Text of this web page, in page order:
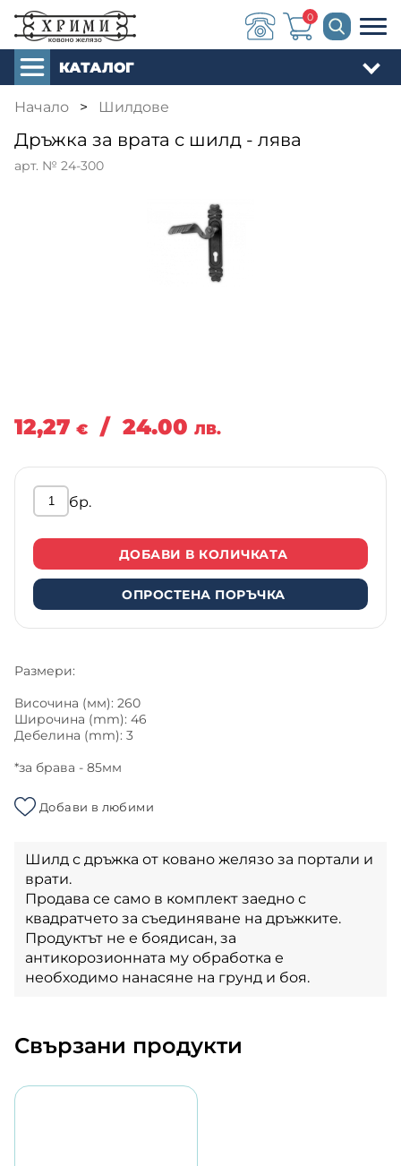
0
КАТАЛОГ
Начало > Шилдове
Дръжка за врата с шилд - лява
арт. № 24-300
12,27 € / 24.00 ЛВ.
бр.
ДОБАВИ В КОЛИЧКАТА
ОПРОСТЕНА ПОРЪЧКА
Размери:
Височина (мм): 260
Широчина (mm): 46
Дебелина (mm): 3
*за брава - 85мм
Добави в любими
Шилд с дръжка от ковано желязо за портали и
врати.
Продава се само в комплект заедно с
квадратчето за съединяване на дръжките.
Продуктът не е боядисан, за
антикорозионната му обработка е
необходимо нанасяне на грунд и боя.
Свързани продукти